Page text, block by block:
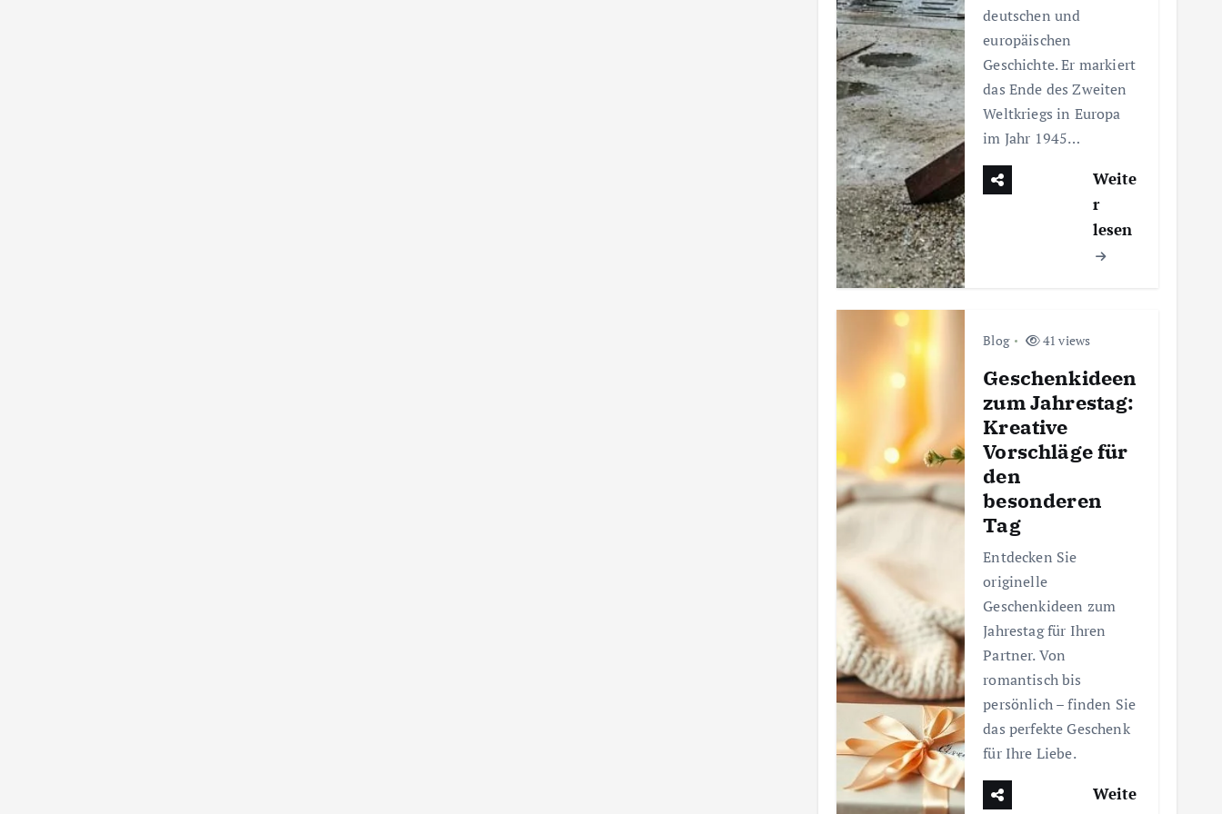
deutschen und
europäischen
Geschichte. Er markiert
das Ende des Zweiten
Weltkriegs in Europa
im Jahr 1945…
Weite
r
lesen
Blog 41 views
Geschenkideen
zum Jahrestag:
Kreative
Vorschläge für
den
besonderen
Tag
Entdecken Sie
originelle
Geschenkideen zum
Jahrestag für Ihren
Partner. Von
romantisch bis
persönlich – finden Sie
das perfekte Geschenk
für Ihre Liebe.
Weite